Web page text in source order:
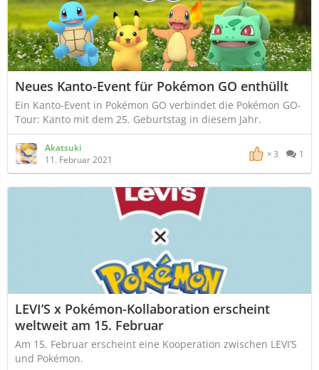
Neues Kanto-Event für Pokémon GO enthüllt
Ein Kanto-Event in Pokémon GO verbindet die Pokémon GO-
Tour: Kanto mit dem 25. Geburtstag in diesem Jahr.
Akatsuki
11. Februar 2021
3 1
LEVI’S x Pokémon-Kollaboration erscheint
weltweit am 15. Februar
Am 15. Februar erscheint eine Kooperation zwischen LEVI’S
und Pokémon.